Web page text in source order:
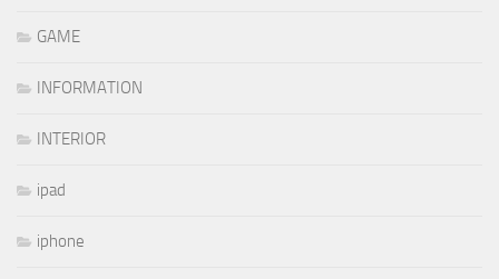
GAME
INFORMATION
INTERIOR
ipad
iphone